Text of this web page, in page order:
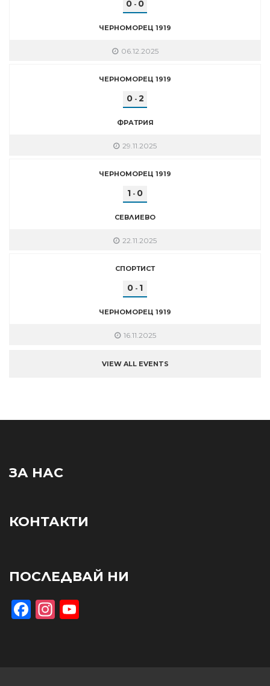
0 - 0
ЧЕРНОМОРЕЦ 1919
06.12.2025
ЧЕРНОМОРЕЦ 1919
0- 2
ФРАТРИЯ
29.11.2025
ЧЕРНОМОРЕЦ 1919
1 - 0
СЕВЛИЕВО
22.11.2025
СПОРТИСТ
0 - 1
ЧЕРНОМОРЕЦ 1919
16.11.2025
VIEW ALL EVENTS
ЗА НАС
КОНТАКТИ
ПОСЛЕДВАЙ НИ
Facebook
Instagram